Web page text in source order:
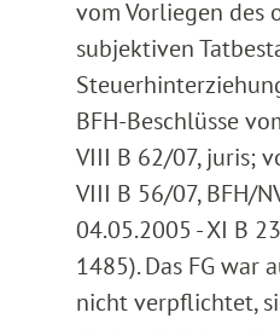
vom Vorliegen des
subjektiven
BFH-Beschlüsse
VIII B 62/07, juris;
VIII B 56/07, BFH/
04.05.2005 - XI B
1485). Das FG war
nicht verpflichtet,